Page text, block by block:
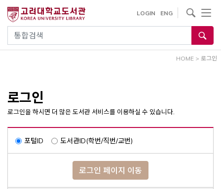
건
통합검색
LOGIN ENG
사이트내 검색
HOME > 로그인
로그인
로그인을 하시면 더 많은 도서관 서비스를 이용하실 수 있습니다.
포털ID 도서관ID(학번/직번/교번)
로그인 페이지 이동